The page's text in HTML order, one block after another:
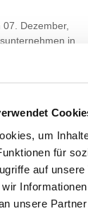
um
für
auf
unsere
Dezember,
in
Fahrgäste noch
und Bus Mund
alles anders in